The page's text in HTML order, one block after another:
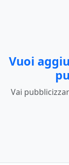
Vuoi
Vai